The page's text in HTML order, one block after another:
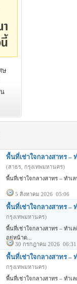
ษ
พื้นที่เช่าใจกลางสาทร –
(สาธร, กรุงเทพมหานคร)
พื้นที่เช่าใจกลางสาทร – ทำเ
5 สิงหาคม 2026 05:06
พื้นที่เช่าใจกลางสาทร –
กรุงเทพมหานคร)
พื้นที่เช่าใจกลางสาทร – ทำ
อยู่หน้าต...
30 กรกฎาคม 2026 06:31
พื้นที่เช่าใจกลางสาทร –
กรุงเทพมหานคร)
พื้นที่เช่าใจกลางสาทร – ทำ